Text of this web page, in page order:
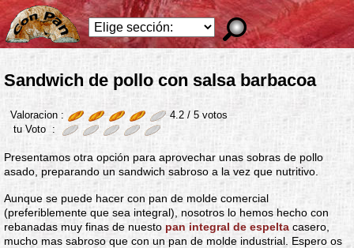
Sandwich de pollo con salsa barbacoa
Valoracion : 4.2 /5votos
tu Voto :
Presentamos otra opción para aprovechar unas sobras de pollo
asado, preparando un sandwich sabroso a la vez que nutritivo.
Aunque se puede hacer con pan de molde comercial
(preferiblemente que sea integral), nosotros lo hemos hecho con
rebanadas muy finas de nuesto pan integral de espelta casero,
mucho mas sabroso que con un pan de molde industrial. Espero os